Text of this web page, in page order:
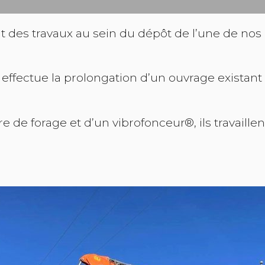
travaux au sein du dépôt de l’une de
la prolongation d’un ouvrage
de forage et d’un vibrofonceur®, ils